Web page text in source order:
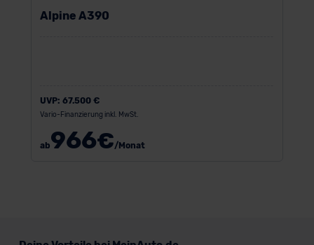
Alpine A390
UVP: 67.500 €
Vario-Finanzierung inkl. MwSt.
ab966€/Monat